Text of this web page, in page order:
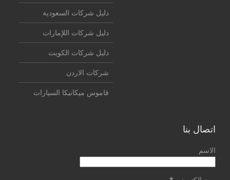
دليل شركات السعودية
دليل شركات اللإمارات
دليل شركات الكويت
شركات الاردن
قاموس ميكانيكا السيارات
اتصال بنا
الاسم